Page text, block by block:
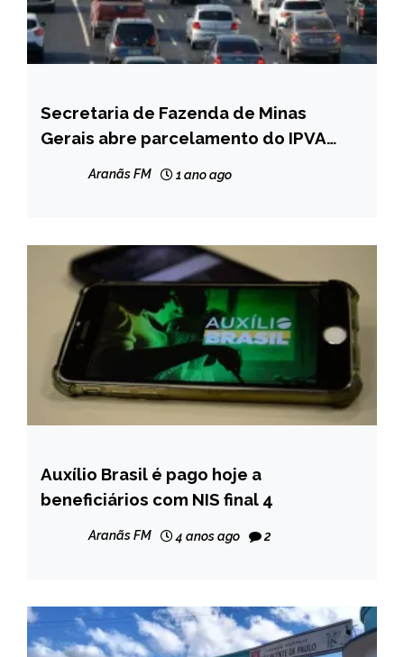
CAPELINHA
MINAS
Secretaria de Fazenda de Minas
Gerais abre parcelamento do IPVA
Aranãs FM 1 ano ago
BRASIL
NOTÍCIAS
Auxílio Brasil é pago hoje a
beneficiários com NIS final 4
Aranãs FM 4 anos ago 2